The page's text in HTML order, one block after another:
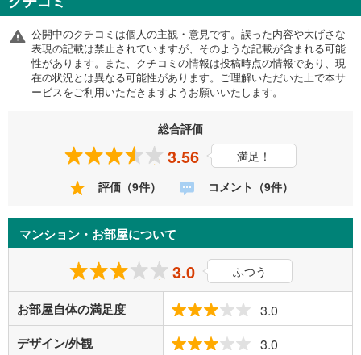
公開中のクチコミは個人の主観・意見です。誤った内容や大げさな
表現の記載は禁止されていますが、そのような記載が含まれる可能
性があります。また、クチコミの情報は投稿時点の情報であり、現
在の状況とは異なる可能性があります。ご理解いただいた上で本サ
ービスをご利用いただきますようお願いいたします。
総合評価
3.56
満足！
評価（9件）
コメント（9件）
マンション・お部屋について
3.0 ふつう
お部屋自体の満足度 3.0
デザイン/外観 3.0